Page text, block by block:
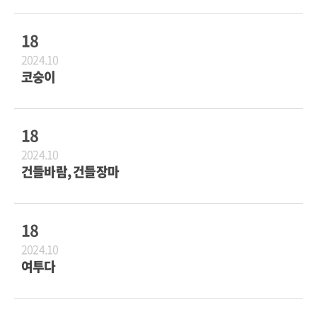
18
2024.10
코숭이
18
2024.10
건들바람, 건들장마
18
2024.10
여투다